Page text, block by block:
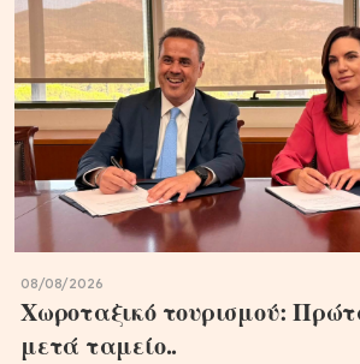
08/08/2026
Χωροταξικό τουρισμού:
μετά ταμείο..